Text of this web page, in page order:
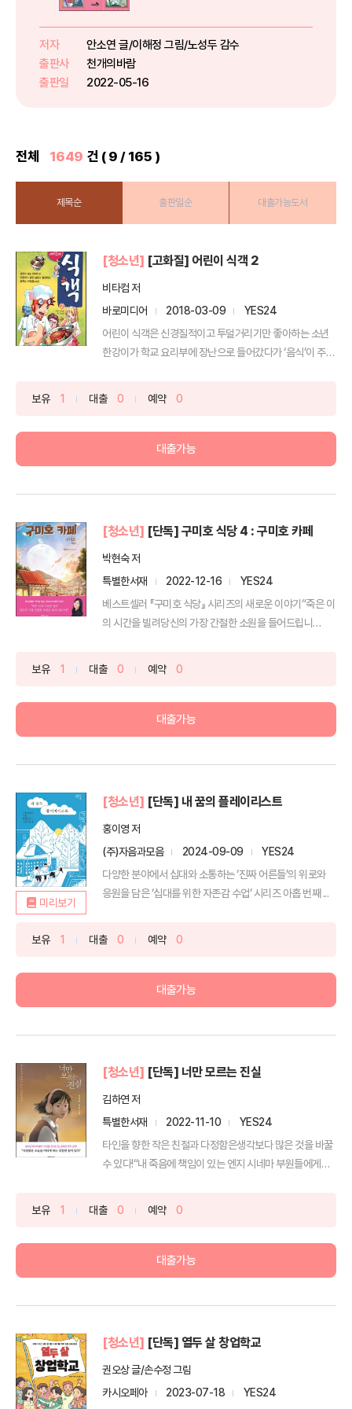
나르도 다빈치, 클로드 모네, 빈센
운 미술 경향을 만들어 낸 11명의...
저자
안소연 글/이해정 그림/노성두 감수
출판사
천개의바람
출판일
2022-05-16
전체 1649 건 ( 9 / 165 )
제목순 출판일순 대출가능도서
[청소년] [고화질] 어린이 식객 2
비타컴 저
바로미디어
2018-03-09
YES24
어린이 식객은 신경질적이고 투덜거리기만 좋아하는 소년
한강이가 학교 요리부에 장난으로 들어갔다가 ‘음식’이 주는
보유 1 대출 0 예약 0
대출가능
[청소년] [단독] 구미호 식당 4 : 구미호 카페
박현숙 저
특별한서재
2022-12-16
YES24
베스트셀러 『구미호 식당』 시리즈의 새로운 이야기“죽은 이
의 시간을 빌려당신의 가장 간절한 소원을 들어드립니
보유 1 대출 0 예약 0
대출가능
미리보기
[청소년] [단독] 내 꿈의 플레이리스트
홍이영 저
(주)자음과모음
2024-09-09
YES24
다양한 분야에서 십대와 소통하는 ‘진짜 어른들’의 위로와
응원을 담은 ‘십대를 위한 자존감 수업’ 시리즈 아홉 번째 ...
보유 1 대출 0 예약 0
대출가능
[청소년] [단독] 너만 모르는 진실
김하연 저
특별한서재
2022-11-10
YES24
타인을 향한 작은 친절과 다정함은생각보다 많은 것을 바꿀
수 있다!“내 죽음에 책임이 있는 엔지 시네마 부원들에게
보유 1 대출 0 예약 0
대출가능
[청소년] [단독] 열두 살 창업학교
권오상 글/손수정 그림
카시오페아
2023-07-18
YES24